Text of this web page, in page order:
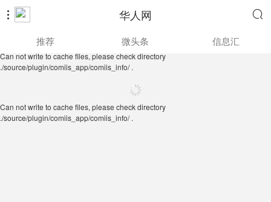
 华人网 
./source/plugin/comiis_app/comiis_info/ .
推荐 微头条 信息汇
Can not write to cache files, please check directory
./source/plugin/comiis_app/comiis_info/ .
Can not write to cache files, please check directory
./source/plugin/comiis_app/comiis_info/ .